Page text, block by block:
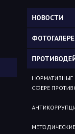
НОВОСТИ
НОРМАТИВНЫЕ
СФЕРЕ